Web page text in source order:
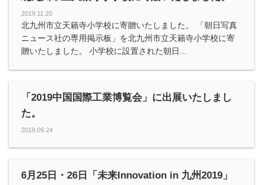
2019.11.20
北九州市立天籟寺小学校に寄贈いたしました。 「朝日写真
ニュース社の専用掲示板」を北九州市立天籟寺小学校に寄
贈いたしました。 小学校に設置された朝日...
「2019中国国際工業博覧会」に出展いたしまし
た。
2019.09.24
6月25日・26日「未来Innovation in 九州2019」